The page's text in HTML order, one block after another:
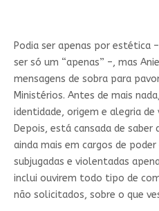
Podia ser apenas por estética
ser só um “apenas” –, mas
mensagens de sobra para
Ministérios. Antes de mais
identidade, origem e alegria
Depois, está cansada de saber
ainda mais em cargos de
subjugadas e violentadas
inclui ouvirem todo tipo de
não solicitados, sobre o que